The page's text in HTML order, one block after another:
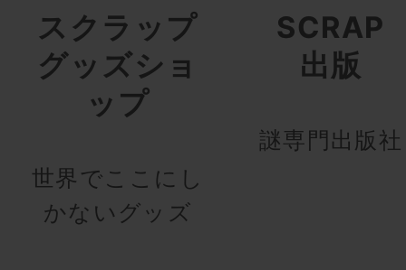
スクラップ
グッズショ
ップ
世界でここにし
かないグッズ
SCRAP
出版
謎専門出版社